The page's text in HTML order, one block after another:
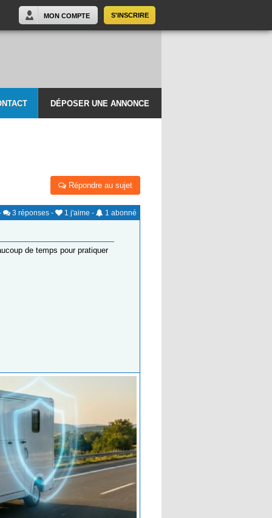
S'INSCRIRE
MON COMPTE
DÉPOSER UNE ANNONCE
Répondre au sujet
3 réponses - 1 j'aime - 1 abonné
de temps pour pratiquer